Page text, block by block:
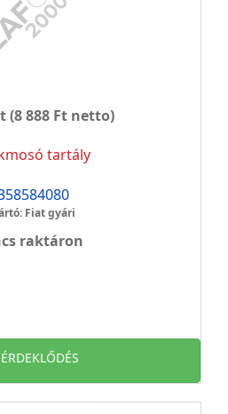
(8 888 Ft netto)
tartály
Fiat gyári
raktáron
ÉRDEKLŐDÉS